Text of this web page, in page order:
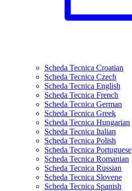
Scheda Tecnica Croatian
Scheda Tecnica Czech
Scheda Tecnica English
Scheda Tecnica French
Scheda Tecnica German
Scheda Tecnica Greek
Scheda Tecnica Hungarian
Scheda Tecnica Italian
Scheda Tecnica Polish
Scheda Tecnica Portuguese
Scheda Tecnica Romanian
Scheda Tecnica Russian
Scheda Tecnica Slovene
Scheda Tecnica Spanish